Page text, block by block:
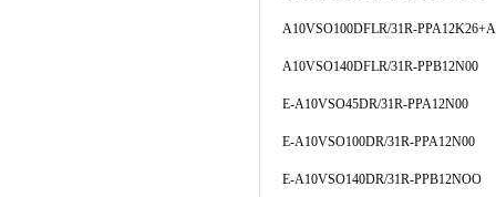
A10VSO100DFLR/31R-
A10VSO140DFLR/31R-PPB12N00
E-A10VSO45DR/31R-PPA12N00
E-A10VSO100DR/31R-PPA12N00
E-A10VSO140DR/31R-PPB12NOO